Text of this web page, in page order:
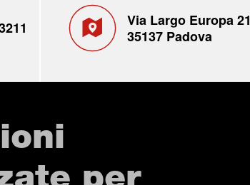
Via Largo Europa 21
35137 Padova
per